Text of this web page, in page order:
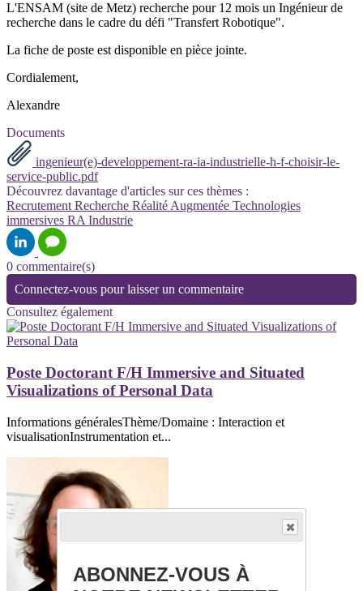
L'ENSAM (site de Metz) recherche pour 12 mois un Ingénieur de
recherche dans le cadre du défi "Transfert Robotique".
La fiche de poste est disponible en pièce jointe.
Cordialement,
Alexandre
Documents
ingenieur(e)-developpement-ra-ia-industrielle-h-f-choisir-le-
service-public.pdf
Découvrez davantage d'articles sur ces thèmes :
RecrutementRecherche Réalité Augmentée Technologies
immersives RAIndustrie
0 commentaire(s)
Connectez-vous pour laisser un commentaire
Consultez également
Poste Doctorant F/H Immersive and Situated
Visualizations of Personal Data
Informations généralesThème/Domaine : Interaction et
visualisationInstrumentation et...
ABONNEZ-VOUS À